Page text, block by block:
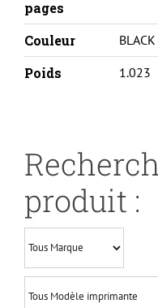
pages
Couleur
BLACK
Poids 1.023
produit :